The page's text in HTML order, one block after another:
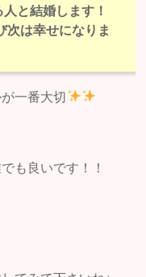
と結婚します！
次は幸せになりま
一番大切
も良いです！！